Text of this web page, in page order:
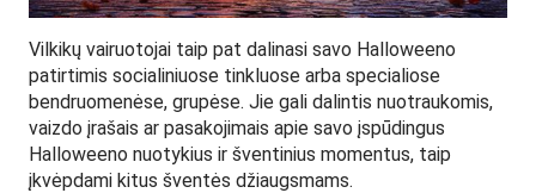
Vilkikų vairuotojai taip pat dalinasi savo Halloweeno
patirtimis socialiniuose tinkluose arba specialiose
bendruomenėse, grupėse. Jie gali dalintis nuotraukomis,
vaizdo įrašais ar pasakojimais apie savo įspūdingus
Halloweeno nuotykius ir šventinius momentus, taip
įkvėpdami kitus šventės džiaugsmams.